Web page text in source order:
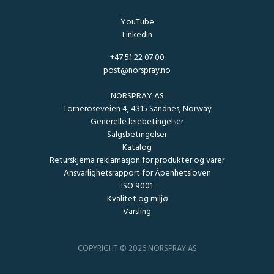
YouTube
LinkedIn
+47 51 22 07 00
post@norspray.no
NORSPRAY AS
Torneroseveien 4, 4315 Sandnes, Norway
Generelle leiebetingelser
Salgsbetingelser
Katalog
Returskjema reklamasjon for produkter og varer
Ansvarlighetsrapport for Åpenhetsloven
ISO 9001
Kvalitet og miljø
Varsling
COPYRIGHT © 2026 NORSPRAY AS